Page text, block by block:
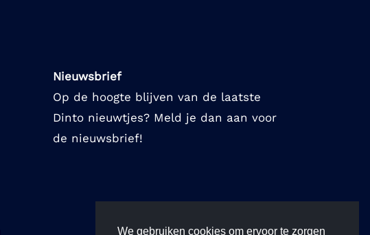
Nieuwsbrief
Op de hoogte blijven van de laatste
Dinto nieuwtjes? Meld je dan aan voor
de nieuwsbrief!
We gebruiken cookies om ervoor te zorgen